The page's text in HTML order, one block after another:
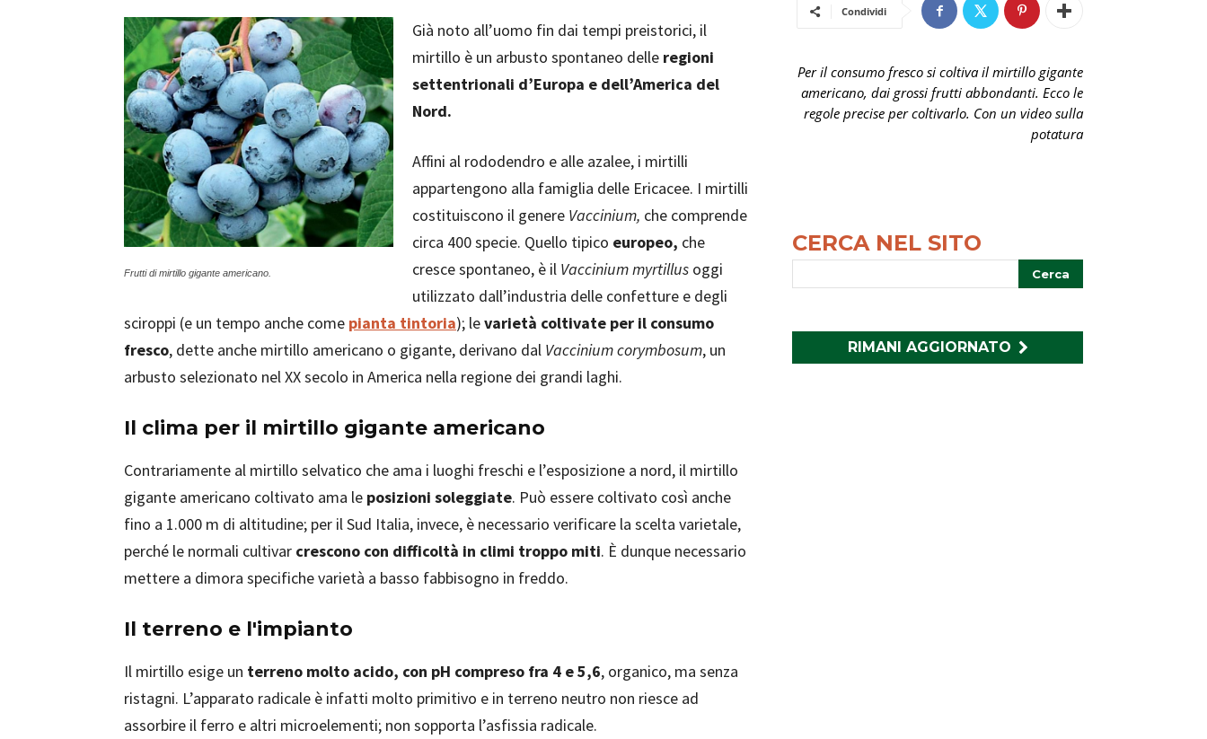
Frutti di mirtillo gigante americano.
Già noto all’uomo fin dai tempi preistorici, il
mirtillo è un arbusto spontaneo delle regioni
settentrionali d’Europa e dell’America del
Nord.
Affini al rododendro e alle azalee, i mirtilli
appartengono alla famiglia delle Ericacee. I mirtilli
costituiscono il genere Vaccinium, che comprende
circa 400 specie. Quello tipico europeo, che
cresce spontaneo, è il Vaccinium myrtillus oggi
utilizzato dall’industria delle confetture e degli
sciroppi (e un tempo anche come pianta tintoria); levarietà coltivate per il consumo
fresco, dette anche mirtillo americano o gigante, derivano dal Vaccinium corymbosum, un
arbusto selezionato nel XX secolo in America nella regione dei grandi laghi.
Il clima per il mirtillo gigante americano
Contrariamente al mirtillo selvatico che ama i luoghi freschi e l’esposizione a nord, il mirtillo
gigante americano coltivato ama le posizioni soleggiate. Può essere coltivato così anche
fino a 1.000 m di altitudine; per il Sud Italia, invece, è necessario verificare la scelta varietale,
perché le normali cultivar crescono con difficoltà in climi troppo miti. È dunque necessario
mettere a dimora specifiche varietà a basso fabbisogno in freddo.
Il terreno e l'impianto
Il mirtillo esige un terreno molto acido, con pH compreso fra 4 e 5,6, organico, ma senza
ristagni. L’apparato radicale è infatti molto primitivo e in terreno neutro non riesce ad
assorbire il ferro e altri microelementi; non sopporta l’asfissia radicale.
Condividi
Per il consumo fresco si coltiva il mirtillo gigante
americano, dai grossi frutti abbondanti. Ecco le
regole precise per coltivarlo. Con un video sulla
potatura
CERCA NEL SITO
RIMANI AGGIORNATO